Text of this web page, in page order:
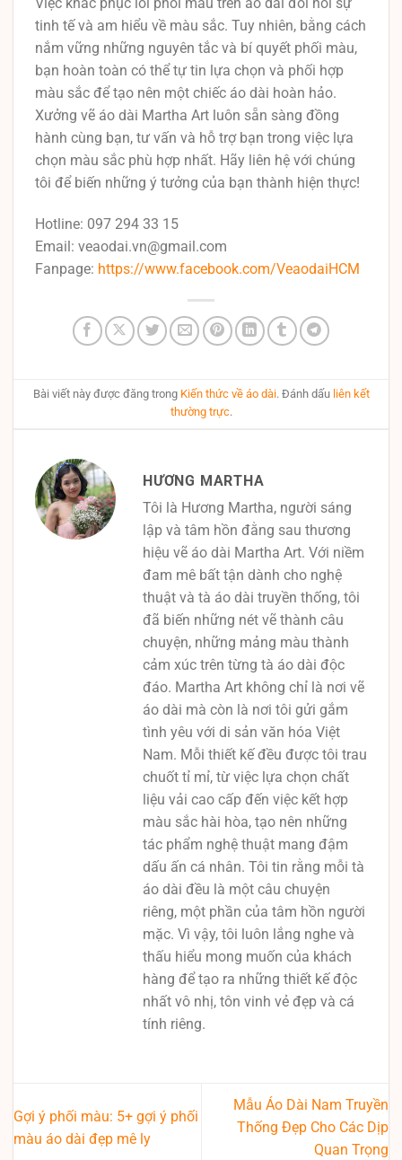
tinh tế và am hiểu về màu sắc. Tuy nhiên, bằng cách
nắm vững những nguyên tắc và bí quyết phối màu,
bạn hoàn toàn có thể tự tin lựa chọn và phối hợp
màu sắc để tạo nên một chiếc áo dài hoàn hảo.
Xưởng vẽ áo dài Martha Art luôn sẵn sàng đồng
hành cùng bạn, tư vấn và hỗ trợ bạn trong việc lựa
chọn màu sắc phù hợp nhất. Hãy liên hệ với chúng
tôi để biến những ý tưởng của bạn thành hiện thực!
Hotline: 097 294 33 15
Email: veaodai.vn@gmail.com
Fanpage: https://www.facebook.com/VeaodaiHCM
Bài viết này được đăng trong Kiến thức về áo dài. Đánh dấu liên kết
thường trực.
HƯƠNG MARTHA
Tôi là Hương Martha, người sáng
lập và tâm hồn đằng sau thương
hiệu vẽ áo dài Martha Art. Với niềm
đam mê bất tận dành cho nghệ
thuật và tà áo dài truyền thống, tôi
đã biến những nét vẽ thành câu
chuyện, những mảng màu thành
cảm xúc trên từng tà áo dài độc
đáo. Martha Art không chỉ là nơi vẽ
áo dài mà còn là nơi tôi gửi gắm
tình yêu với di sản văn hóa Việt
Nam. Mỗi thiết kế đều được tôi trau
chuốt tỉ mỉ, từ việc lựa chọn chất
liệu vải cao cấp đến việc kết hợp
màu sắc hài hòa, tạo nên những
tác phẩm nghệ thuật mang đậm
dấu ấn cá nhân. Tôi tin rằng mỗi tà
áo dài đều là một câu chuyện
riêng, một phần của tâm hồn người
mặc. Vì vậy, tôi luôn lắng nghe và
thấu hiểu mong muốn của khách
hàng để tạo ra những thiết kế độc
nhất vô nhị, tôn vinh vẻ đẹp và cá
tính riêng.
Gợi ý phối màu: 5+ gợi ý phối
màu áo dài đẹp mê ly
Mẫu Áo Dài Nam Truyền
Thống Đẹp Cho Các Dịp
Quan Trọng